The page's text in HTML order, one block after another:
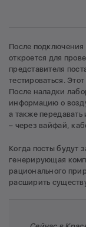
После подключения
откроется для
представителя
тестироваться.
После наладки
информацию о
а также
– через вайфай,
Когда посты будут
генерирующая
рационального
расширить